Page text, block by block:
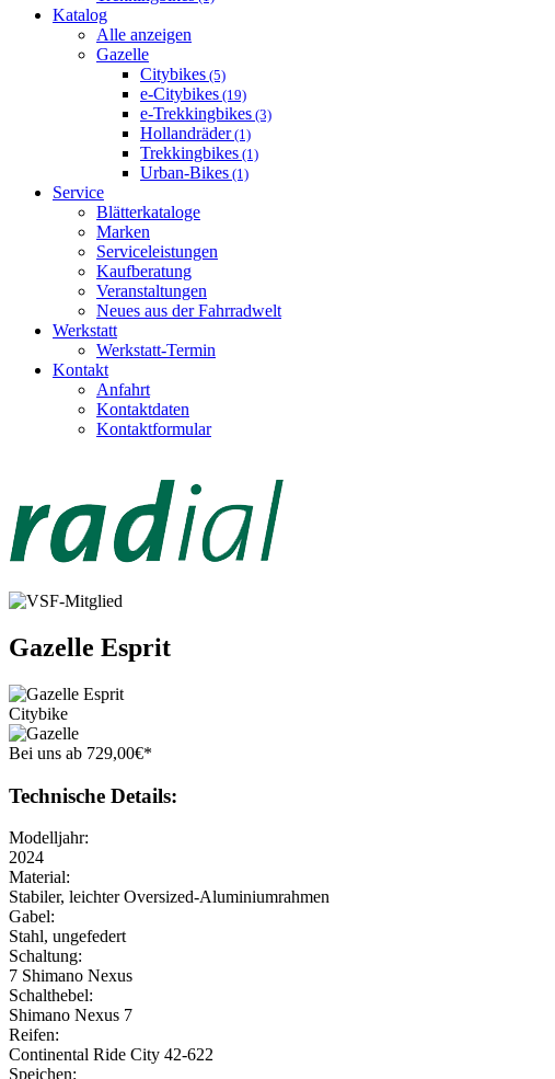
Katalog
Alle anzeigen
Gazelle
Citybikes (5)
e-Citybikes (19)
e-Trekkingbikes (3)
Hollandräder(1)
Trekkingbikes (1)
Urban-Bikes (1)
Service
Blätterkataloge
Marken
Serviceleistungen
Kaufberatung
Veranstaltungen
Neues aus der Fahrradwelt
Werkstatt
Werkstatt-Termin
Kontakt
Anfahrt
Kontaktdaten
Kontaktformular
Gazelle Esprit
Citybike
Bei uns ab 729,00€*
Technische Details:
Modelljahr:
2024
Material:
Stabiler, leichter Oversized-Aluminiumrahmen
Gabel:
Stahl, ungefedert
Schaltung:
7 Shimano Nexus
Schalthebel:
Shimano Nexus 7
Reifen:
Continental Ride City 42-622
Speichen: